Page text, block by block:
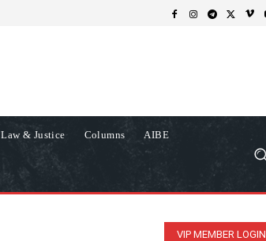
Law & Justice Columns AIBE
VIP MEMBER LOGIN